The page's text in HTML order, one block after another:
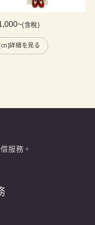
~(含稅)
詳細を見る
服務。